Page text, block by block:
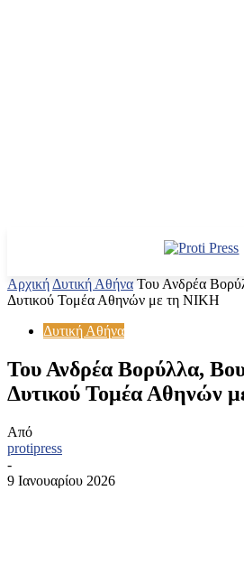
Αρχική Δυτική Αθήνα Του Ανδρέα
Δυτικού Τομέα Αθηνών με τη ΝΙΚΗ
Δυτική Αθήνα
Του Ανδρέα Βορύλλα,
Δυτικού Τομέα Αθηνών
Από
protipress
-
9 Ιανουαρίου 2026